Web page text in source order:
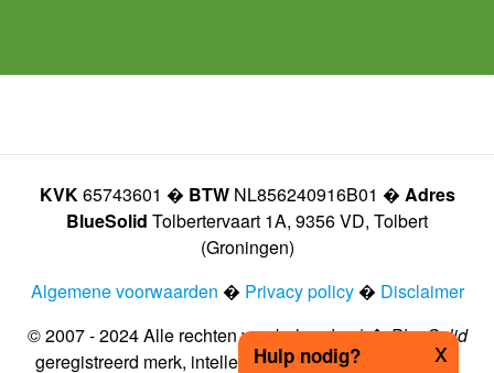
KVK65743601 � BTWNL856240916B01 � Adres
BlueSolid Tolbertervaart 1A, 9356 VD, Tolbert
(Groningen)
Algemene voorwaarden � Privacy policy� Disclaimer
© 2007 - 2024 Alle rechten voorbehouden | �BlueSolid
geregistreerd merk, intellectueel eigendom vastgelegd
x
Hulp nodig?